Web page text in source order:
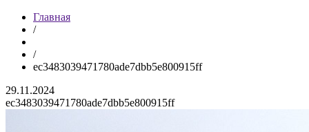
Главная
/
/
ec3483039471780ade7dbb5e800915ff
29.11.2024
ec3483039471780ade7dbb5e800915ff